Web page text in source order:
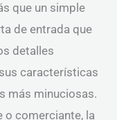
que un simple
de entrada que
detalles
características
más minuciosas.
o comerciante, la